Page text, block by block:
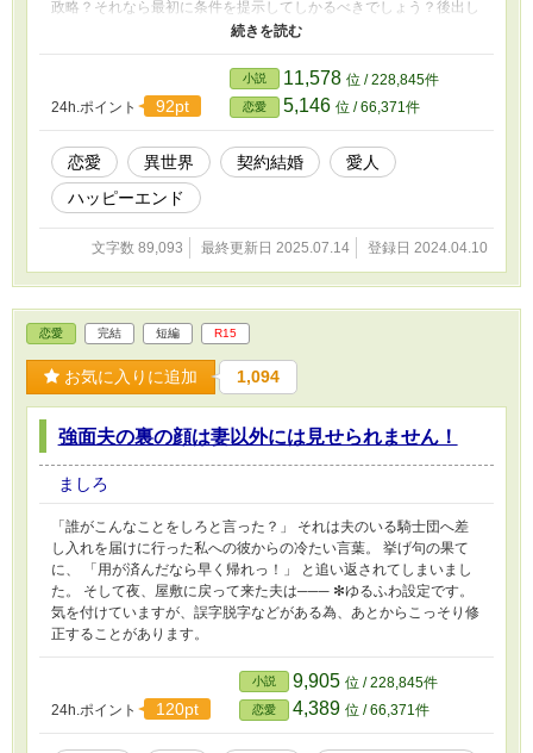
政略？それなら最初に条件を提示してしかるべきでしょう？後出し
でその様なことを言い出すのは詐欺の手口ですよ」 「ちなみに実
家への愛は欠片もないので、経済的に追い込んでも私は何も困りま
せん」 口を開けば生意気な事ばかり。 この結婚、どうなる？ ✱基
本ご都合主義。ゆるふわ設定。
24h.ポイント
92pt
小説 11,578 位 / 228,845件
恋愛 5,146 位 / 66,371件
恋愛 異世界 契約結婚
愛人
ハッピーエンド
文字数 89,093 最終更新日 2025.07.14 登録日 2024.04.10
恋愛 完結 短編 R15
お気に入りに追加 1,094
強面夫の裏の顔は妻以外には見せられません！
ましろ
「誰がこんなことをしろと言った？」 それは夫のいる騎士団へ差
し入れを届けに行った私への彼からの冷たい言葉。 挙げ句の果て
に、 「用が済んだなら早く帰れっ！」 と追い返されてしまいまし
た。 そして夜、屋敷に戻って来た夫は─── ✻ゆるふわ設定です。
気を付けていますが、誤字脱字などがある為、あとからこっそり修
正することがあります。
24h.ポイント 120pt
小説 9,905 位 / 228,845件
恋愛 4,389 位 / 66,371件